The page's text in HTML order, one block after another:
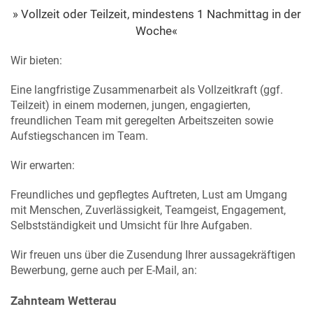
» Vollzeit oder Teilzeit, mindestens 1 Nachmittag in der
Woche«
Wir bieten:
Eine langfristige Zusammenarbeit als Vollzeitkraft (ggf.
Teilzeit) in einem modernen, jungen, engagierten,
freundlichen Team mit geregelten Arbeitszeiten sowie
Aufstiegschancen im Team.
Wir erwarten:
Freundliches und gepflegtes Auftreten, Lust am Umgang
mit Menschen, Zuverlässigkeit, Teamgeist, Engagement,
Selbstständigkeit und Umsicht für Ihre Aufgaben.
Wir freuen uns über die Zusendung Ihrer aussagekräftigen
Bewerbung, gerne auch per E-Mail, an:
Zahnteam Wetterau